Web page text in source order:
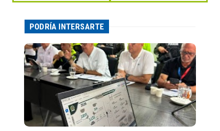
PODRÍA INTERSARTE